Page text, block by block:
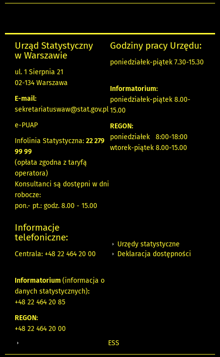
Urząd Statystyczny
w Warszawie
ul. 1 Sierpnia 21
02-134 Warszawa
E-mail:
sekretariatuswaw@stat.gov.pl
e-PUAP
Infolinia Statystyczna: 22 279
99 99
(opłata zgodna z taryfą
operatora)
Konsultanci są dostępni w dni
robocze:
pon.- pt.: godz. 8.00 - 15.00
Godziny pracy Urzędu:
poniedziałek-piątek 7.30-15.30
Informatorium:
poniedziałek-piątek 8.00-
15.00
REGON:
poniedziałek 8:00-18:00
wtorek-piątek 8.00-15.00
Informacje
telefoniczne:
Centrala: +48 22 464 20 00
Informatorium (informacja o
danych statystycznych):
+48 22 464 20 85
REGON:
+48 22 464 20 00
Urzędy statystyczne
Deklaracja dostępności
ESS